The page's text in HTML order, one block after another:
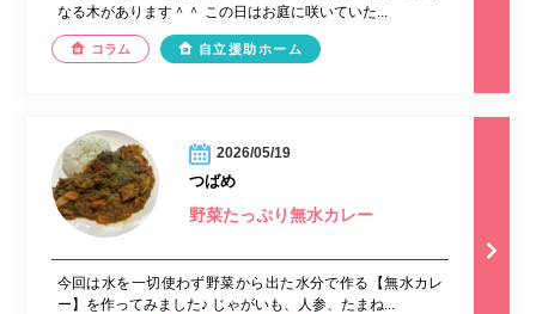
なる木があります＾＾ この日はお庭に咲いていた...
コラム 自立援助ホーム
2026/05/19
つばめ
野菜たっぷり無水カレー
今回は水を一切使わず野菜から出た水分で作る【無水カレ
ー】を作ってみました♪ じゃがいも、人参、たまね...